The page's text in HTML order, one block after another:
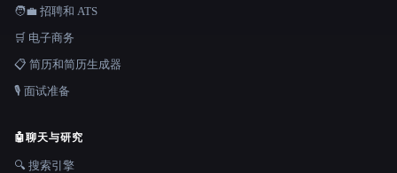
🧑‍💼 招聘和 ATS
🛒 电子商务
📋 简历和简历生成器
🎙️ 面试准备
🤖聊天与研究
🔍 搜索引擎